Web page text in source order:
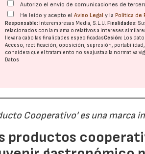
Autorizo el envío de comunicaciones de
He leído y acepto elAviso Legal y la Política de
Responsable: Interempresas Media, S.L.U.Finalidades:
relacionados con la misma o relativos a intereses
llevar a cabo las finalidades especificadasCesión: Los
Acceso, rectificación, oposición, supresión,
considera que el tratamiento no se ajusta a la normativa
Datos
Cooperativo' es una marca
productos